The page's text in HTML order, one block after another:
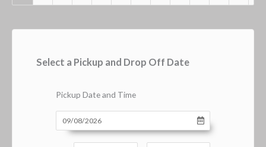
Select a Pickup and Drop Off Date
Pickup Date and Time